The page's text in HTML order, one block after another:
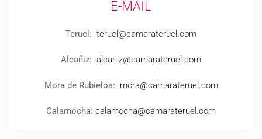
E-MAIL
Teruel: teruel@camarateruel.com
Alcañiz: alcaniz@camarateruel.com
Mora de Rubielos: mora@camarateruel.com
Calamocha: calamocha@camarateruel.com